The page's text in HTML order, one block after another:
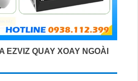
EZVIZ QUAY XOAY NGOÀI